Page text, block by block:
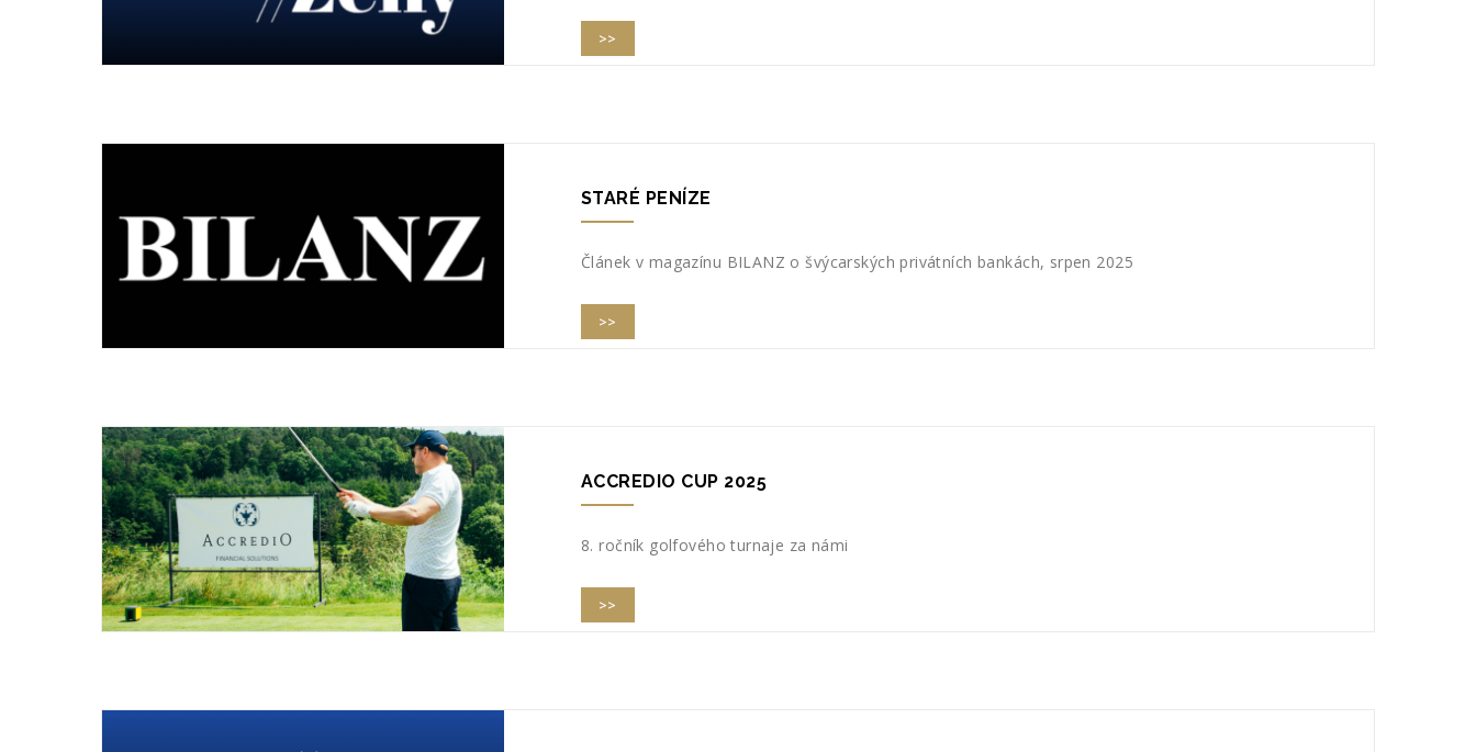
>>
STARÉ PENÍZE
Článek v magazínu BILANZ o švýcarských privátních bankách, srpen 2025
>>
ACCREDIO CUP 2025
8. ročník golfového turnaje za námi
>>